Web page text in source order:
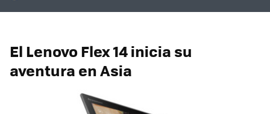
El Lenovo Flex 14 inicia su
aventura en Asia